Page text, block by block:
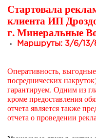
Стартовала
клиента ИП
г. Минеральные
Маршруты: 3/6/13/
Оперативность,
посреднических
гарантируем. Одним из
кроме предоставления
отчета является также
отчета о проведении